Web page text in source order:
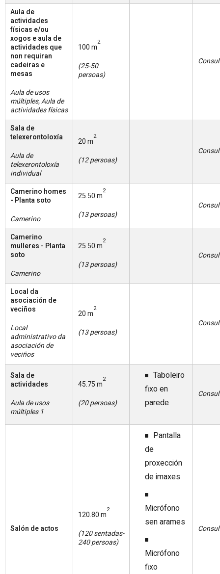
Aula de
actividades
físicas e/ou
xogos e aula de
actividades que
non requiran
cadeiras e
mesas
Aula de usos
múltiples, Aula de
actividades físicas
100 m2
(25-50
persoas)
Sala de
telexerontoloxía
Aula de
telexerontoloxía
individual
20 m2
(12 persoas)
Camerino homes
- Planta soto
Camerino
25.50 m2
(13 persoas)
Camerino
mulleres - Planta
soto
Camerino
25.50 m2
(13 persoas)
Local da
asociación de
veciños
Local
administrativo da
asociación de
veciños
20 m2
(13 persoas)
Sala de
actividades
Aula de usos
múltiples 1
45.75 m2
(20 persoas)
Taboleiro
fixo en
parede
Salón de actos
120.80 m2
(120 sentadas-
240 persoas)
Pantalla
de
proxección
de imaxes
Micrófono
sen arames
Micrófono
fixo